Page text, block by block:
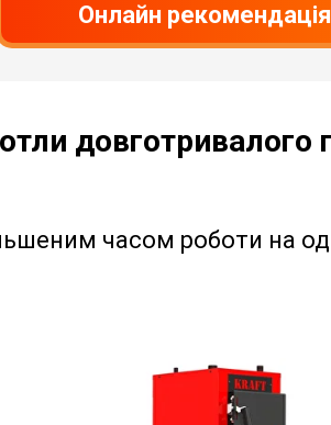
Онлайн
довготривалого
часом роботи на